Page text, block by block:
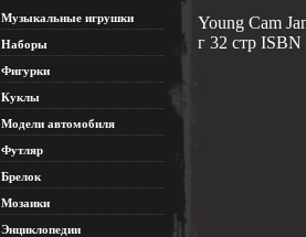
Музыкальные игрушки
Наборы
Фигурки
Куклы
Модели автомобиля
Футляр
Брелок
Мозаики
Энциклопедии
Young Cam
г 32 стр